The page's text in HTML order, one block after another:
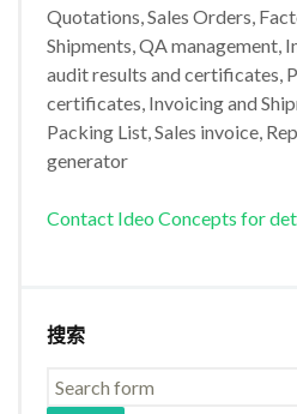
Quotations, Sales Orders,
Shipments, QA management,
audit results and certificates,
certificates, Invoicing and
Packing List, Sales invoice,
generator
Contact Ideo Concepts for
搜索